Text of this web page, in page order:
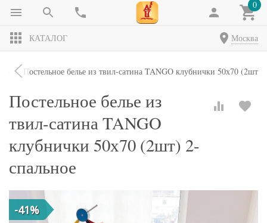
0
КАТАЛОГ Москва
Постельное белье из твил-сатина TANGO клубнички 50х70 (2шт)
Постельное белье из
твил-сатина TANGO
клубнички 50х70 (2шт) 2-
спальное
-41%